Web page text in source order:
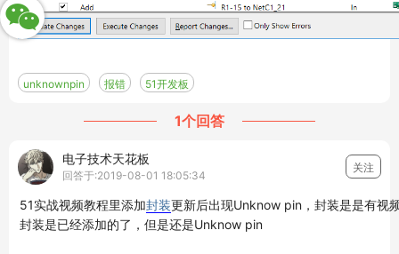
unknownpin 报错 51开发板
1个回答
电子技术天花板
回答于:2019-08-01 18:05:34
关注
51实战视频教程里添加封装更新后出现Unknow pin，封装是是有视
封装是已经添加的了，但是还是Unknow pin